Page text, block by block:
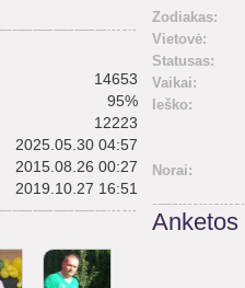
14653
95%
12223
2025.05.30 04:57
2015.08.26 00:27
2019.10.27 16:51
Zodiakas:
Vietovė:
Statusas:
Vaikai:
Ieško:
Norai:
Anketos